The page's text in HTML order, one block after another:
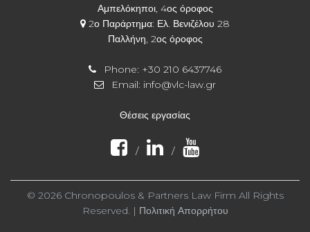
Αμπελόκηποι, 4ος όροφος
2ο Παράρτημα: Ελ. Βενιζέλου 28
Παλλήνη, 2ος όροφος
Phone: +30 210 6437746
Email: info@vlc-law.gr
Θέσεις εργασίας
/ /
© 2026 Chronopoulos & Partners Law Firm All Rights
Reserved. | Πολιτική Απορρήτου